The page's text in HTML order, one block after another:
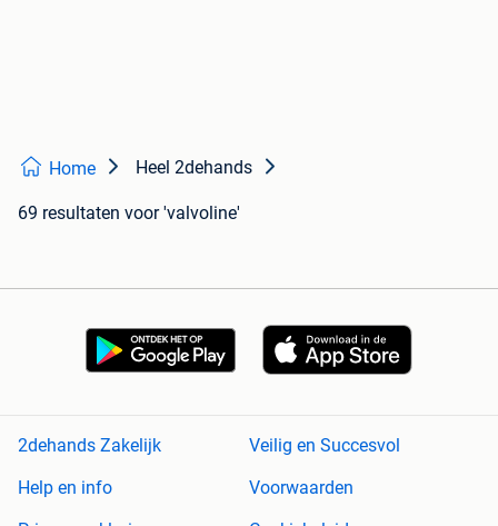
Home Heel 2dehands
69 resultaten voor 'valvoline'
2dehands Zakelijk
Veilig en Succesvol
Help en info
Voorwaarden